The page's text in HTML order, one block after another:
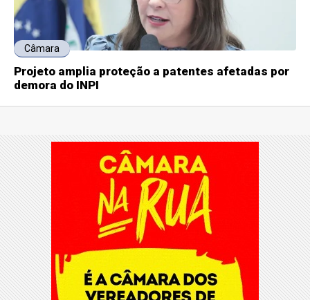
Câmara
Projeto amplia proteção a patentes afetadas por
demora do INPI